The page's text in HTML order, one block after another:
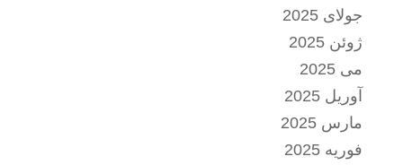
جولای 2025
ژوئن 2025
می 2025
آوریل 2025
مارس 2025
فوریه 2025